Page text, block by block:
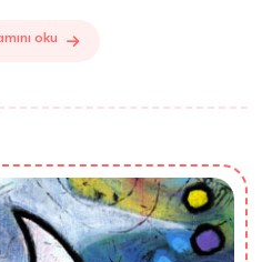
oku